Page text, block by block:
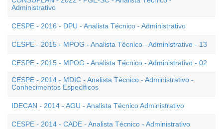
Administrativo
CESPE - 2016 - DPU - Analista Técnico - Administrativo
CESPE - 2015 - MPOG - Analista Técnico - Administrativo - 13
CESPE - 2015 - MPOG - Analista Técnico - Administrativo - 02
CESPE - 2014 - MDIC - Analista Técnico - Administrativo -
Conhecimentos Específicos
IDECAN - 2014 - AGU - Analista Técnico Administrativo
CESPE - 2014 - CADE - Analista Técnico - Administrativo